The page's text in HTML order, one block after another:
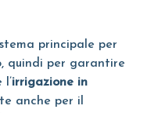
principale per
quindi per garantire
irrigazione in
anche per il